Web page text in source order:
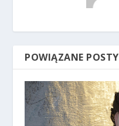
POWIĄZANE POSTY